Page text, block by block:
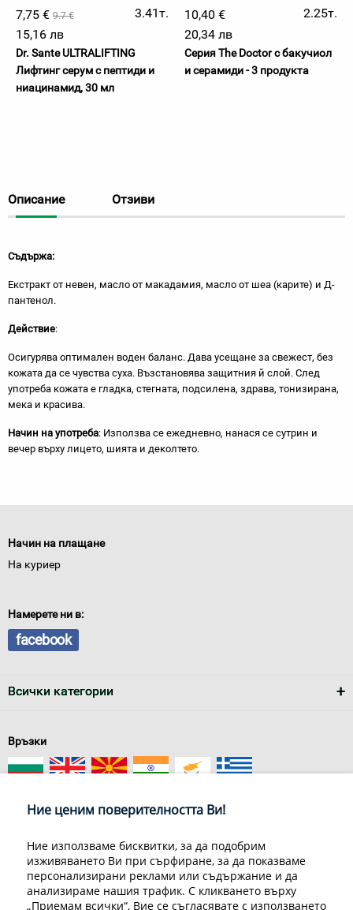
7,75 € 9.7 €
3.41т.
15,16 лв
Dr. Sante ULTRALIFTING
Лифтинг серум с пептиди и
ниацинамид, 30 мл
10,40 €
2.25т.
20,34 лв
Серия The Doctor с бакучиол
и серамиди - 3 продукта
Описание Отзиви
Съдържа:
Екстракт от невен, масло от макадамия, масло от шеа (карите) и Д-
пантенол.
Действие:
Осигурява оптимален воден баланс. Дава усещане за свежест, без
кожата да се чувства суха. Възстановява защитния й слой. След
употреба кожата е гладка, стегната, подсилена, здрава, тонизирана,
мека и красива.
Начин на употреба: Използва се ежедневно, нанася се сутрин и
вечер върху лицето, шията и деколтето.
Начин на плащане
На куриер
Намерете ни в:
facebook
Всички категории
Връзки
За нас
Условия за доставка
Конфиденциалност на информацията
Общи условия
Декларация за личните данни
Често задавани въпроси
Ние ценим поверителността Ви!
Ние използваме бисквитки, за да подобрим
изживяването Ви при сърфиране, за да показваме
персонализирани реклами или съдържание и да
анализираме нашия трафик. С кликването върху
„Приемам всички“, Вие се съгласявате с използването